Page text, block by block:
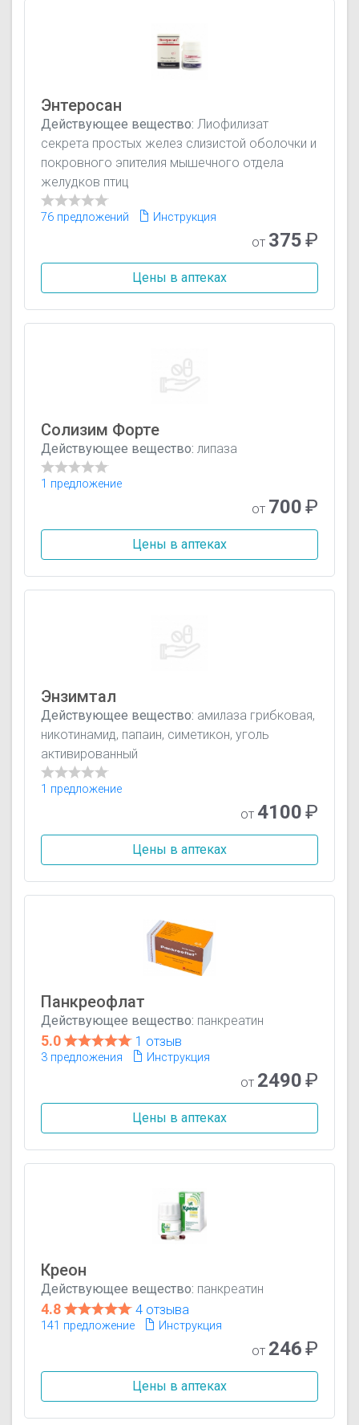
Энтеросан
Действующее вещество: Лиофилизат
секрета простых желез слизистой оболочки и
покровного эпителия мышечного отдела
желудков птиц
76 предложений Инструкция
от 375₽
Цены в аптеках
Солизим Форте
Действующее вещество: липаза
1 предложение
от 700₽
Цены в аптеках
Энзимтал
Действующее вещество: амилаза грибковая,
никотинамид, папаин, симетикон, уголь
активированный
1 предложение
от 4100₽
Цены в аптеках
Панкреофлат
Действующее вещество: панкреатин
5.0 1 отзыв
3 предложения Инструкция
от 2490₽
Цены в аптеках
Креон
Действующее вещество: панкреатин
4.8 4 отзыва
141 предложение Инструкция
от 246₽
Цены в аптеках